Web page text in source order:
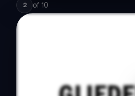
2 of 10